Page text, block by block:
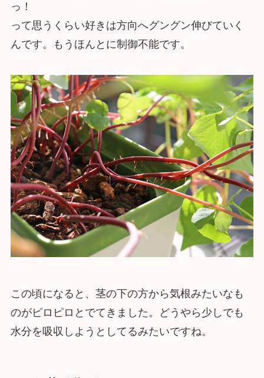
っ！
って思うくらい好きは方向へグングン伸びていく
んです。もうほんとに制御不能です。
この頃になると、茎の下の方から気根みたいなも
のがピロピロとでてきました。どうやら少しでも
水分を吸収しようとしてるみたいですね。